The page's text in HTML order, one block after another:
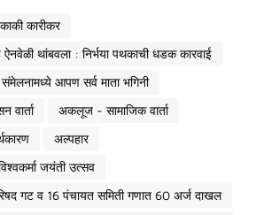
कारीकर
ऐनवेळी थांबवला : निर्भया पथकाची धडक कारवाई
आपण सर्व माता भगिनी
वार्ता
अकलूज - सामाजिक वार्ता
अल्पहार
जयंती उत्सव
गट व 16 पंचायत समिती गणात 60 अर्ज दाखल